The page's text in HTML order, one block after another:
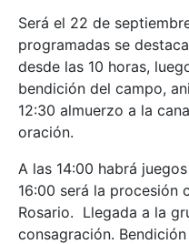
Será el 22 de
programadas se
desde las 10 horas,
bendición del campo,
12:30 almuerzo a la
oración.
A las 14:00 habrá
16:00 será la procesión
Rosario. Llegada a la
consagración.